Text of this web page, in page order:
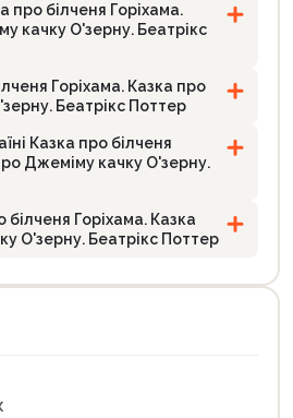
про білченя Горіхама.
качку О'зерну. Беатрікс
Горіхама. Казка про
Беатрікс Поттер
Казка про білченя
Джеміму качку О'зерну.
білченя Горіхама. Казка
О'зерну. Беатрікс Поттер